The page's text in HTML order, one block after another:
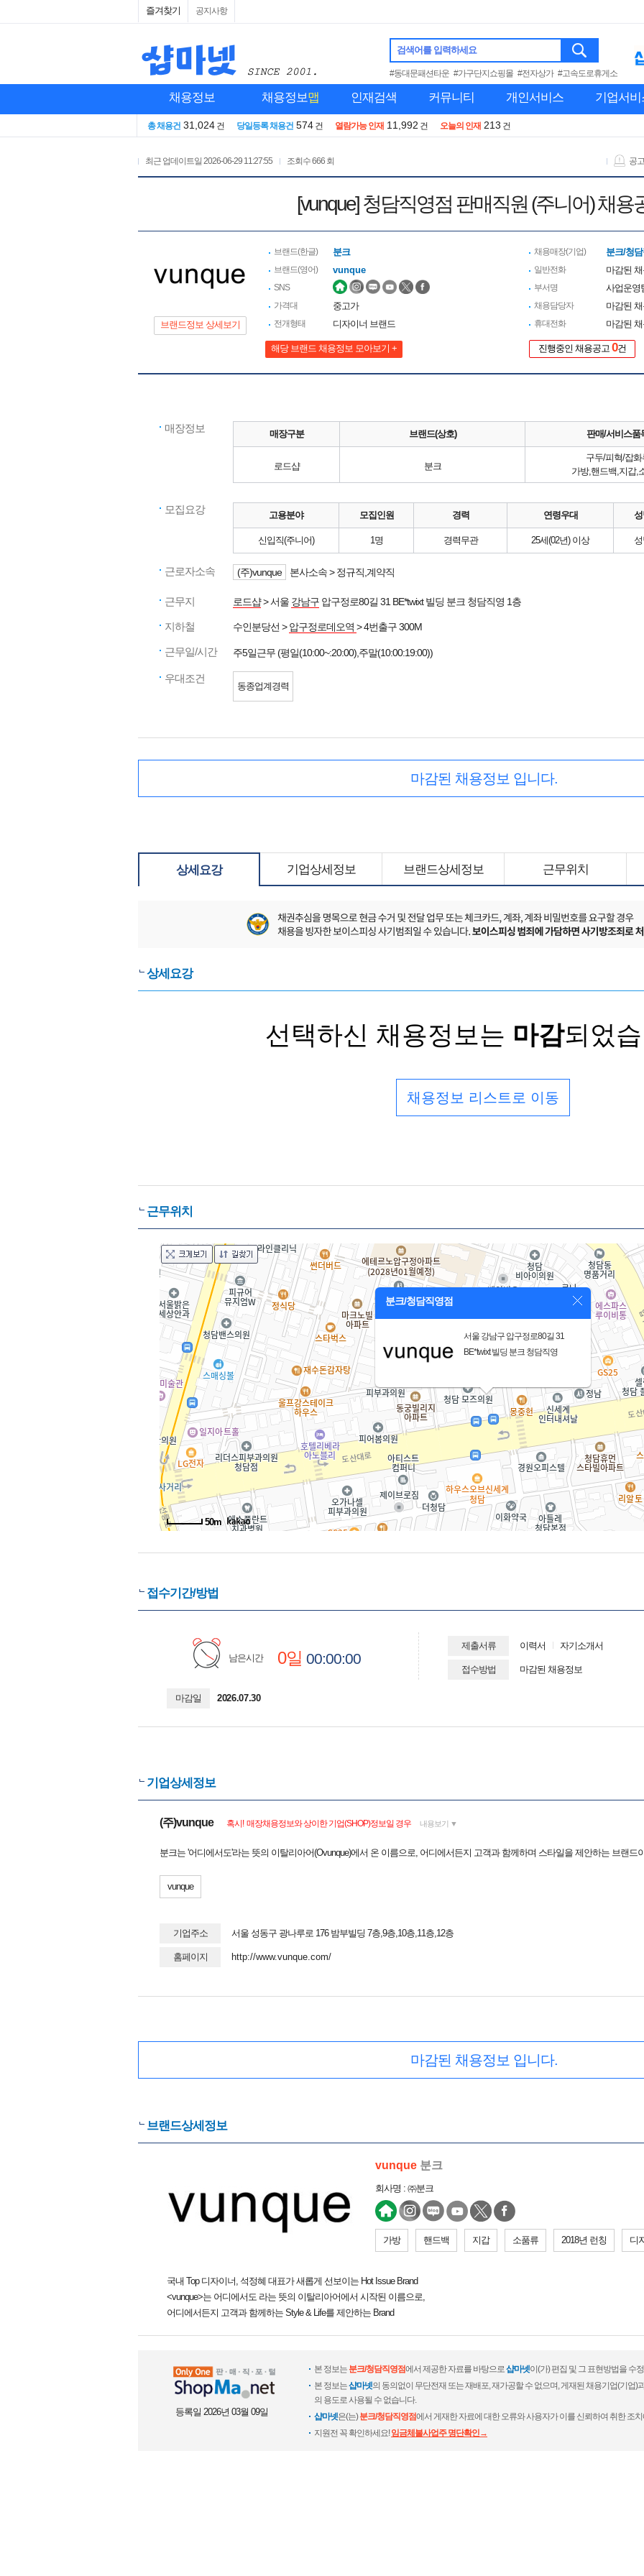
즐겨찾기 공지사항
검색어를 입력하세요
#동대문패션타운 #가구단지쇼핑몰 #전자상가 #고속도로휴게소
채용정보 채용정보맵 인재검색 커뮤니티 개인서비스 기업서비
총 채용건 31,024 건 당일등록 채용건 574 건 열람가능 인재 11,992 건 오늘의 인재 213 건
최근 업데이트일 2026-06-29 11:27:55 조회수666 회 공
[vunque] 청담직영점 판매직원 (주니어) 채용
브랜드정보 상세보기
브랜드(한글) 분크
브랜드(영어) vunque
SNS
가격대
중고가
전개형태 디자이너 브랜드
해당 브랜드 채용정보 모아보기 +
채용매장(기업) 분크/청
일반전화 마감된
부서명 사업운영
채용담당자 마감된
휴대전화 마감된
진행중인 채용공고 0건
매장정보 매장구분 브랜드(상호) 판매/서비스품
로드샵 분크
구두/피혁/잡화
가방,핸드백,지갑,
모집요강 고용분야 모집인원 경력 연령우대
신입직(주니어) 1명 경력무관 25세(02년) 이상
근로자소속 (주)vunque 본사소속 > 정규직,계약직
근무지 로드샵> 서울 강남구 압구정로80길 31 BE*twixt 빌딩 분크 청담직영 1층
지하철 수인분당선 >압구정로데오역 > 4번출구 300M
근무일/시간 주5일근무 (평일(10:00~:20:00),주말(10:00:19:00))
우대조건
동종업계경력
마감된 채용정보 입니다.
상세요강 기업상세정보 브랜드상세정보 근무위치
상세요강
선택하신 채용정보는 마감되었
채용정보 리스트로 이동
근무위치
분크/청담직영점
서울 강남구 압구정로80길 31
BE*twixt 빌딩 분크 청담직영
50m
접수기간/방법
남은시간 0일 00:00:00
마감일 2026.07.30
제출서류 이력서 자기소개서
접수방법 마감된 채용정보
기업상세정보
(주)vunque 혹시! 매장채용정보와 상이한 기업(SHOP)정보일 경우 내용보기 ▼
분크는 '어디에서도'라는 뜻의 이탈리아어(Ovunque)에서 온 이름으로, 어디에서든지 고객과 함께하며 스타일을 제안하는 브랜드
vunque
기업주소 서울 성동구 광나루로 176 밤부빌딩 7층,9층,10층,11층,12층
홈페이지 http://www.vunque.com/
마감된 채용정보 입니다.
브랜드상세정보
vunque 분크
회사명 : ㈜분크
가방 핸드백 지갑 소품류 2018년 런칭 디
국내 Top 디자이너, 석정혜 대표가 새롭게 선보이는 Hot Issue Brand
<vunque>는 어디에서도 라는 뜻의 이탈리아어에서 시작된 이름으로,
어디에서든지 고객과 함께하는 Style & Life를 제안하는 Brand
등록일 2026년 03월 09일
본 정보는분크/청담직영점에서 제공한 자료를 바탕으로샵마넷이(가) 편집 및 그 표현방법을 수
본 정보는샵마넷의 동의없이 무단전재 또는 재배포, 재가공할 수 없으며, 게재된 채용기업(기업)
의 용도로 사용될 수 없습니다.
샵마넷은(는)분크/청담직영점에서 게재한 자료에 대한 오류와 사용자가 이를 신뢰하여 취한 조
지원전 꼭 확인하세요!임금체불사업주 명단확인→